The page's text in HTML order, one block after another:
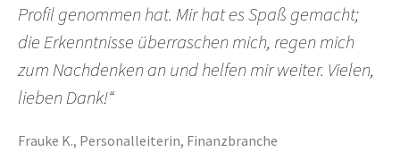
Profil genommen hat. Mir hat es Spaß gemacht;
die Erkenntnisse überraschen mich, regen mich
zum Nachdenken an und helfen mir weiter. Vielen,
lieben Dank!“
Frauke K., Personalleiterin, Finanzbranche